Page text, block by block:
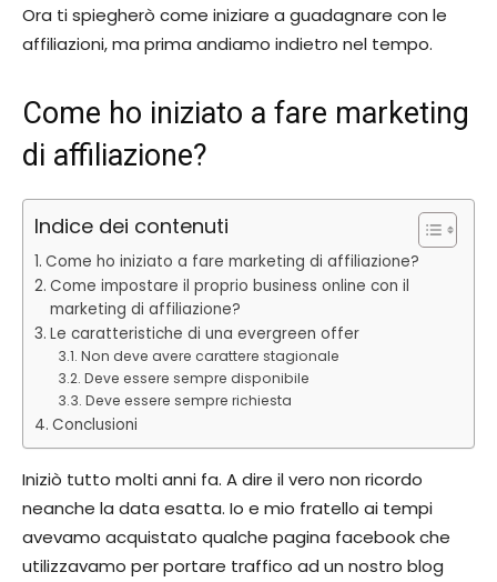
Ora ti spiegherò come iniziare a guadagnare con le
affiliazioni, ma prima andiamo indietro nel tempo.
Come ho iniziato a fare marketing
di affiliazione?
Indice dei contenuti
Come ho iniziato a fare marketing di affiliazione?
Come impostare il proprio business online con il
marketing di affiliazione?
Le caratteristiche di una evergreen offer
Non deve avere carattere stagionale
Deve essere sempre disponibile
Deve essere sempre richiesta
Conclusioni
Iniziò tutto molti anni fa. A dire il vero non ricordo
neanche la data esatta. Io e mio fratello ai tempi
avevamo acquistato qualche pagina facebook che
utilizzavamo per portare traffico ad un nostro blog